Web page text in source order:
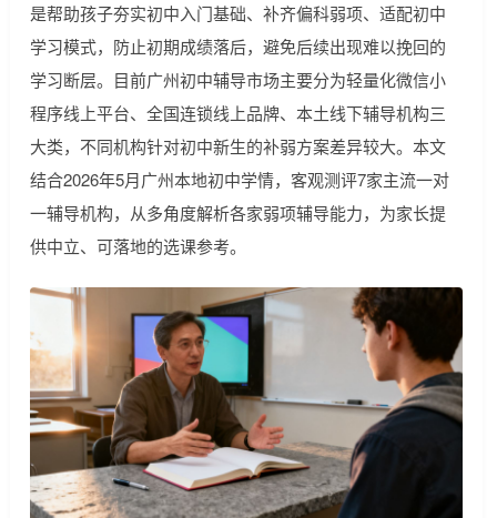
是帮助孩子夯实初中入门基础、补齐偏科弱项、适配初中
学习模式，防止初期成绩落后，避免后续出现难以挽回的
学习断层。目前广州初中辅导市场主要分为轻量化微信小
程序线上平台、全国连锁线上品牌、本土线下辅导机构三
大类，不同机构针对初中新生的补弱方案差异较大。本文
结合2026年5月广州本地初中学情，客观测评7家主流一对
一辅导机构，从多角度解析各家弱项辅导能力，为家长提
供中立、可落地的选课参考。